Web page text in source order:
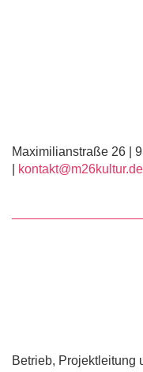
Maximilianstraße 26 |
kontakt@m26kultur.de
Betrieb, Projektleitung